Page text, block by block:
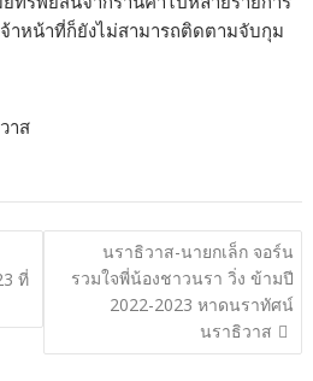
าหน้าที่ก็ยังไม่สามารถติดตามจับกุม
าส
ที่
นราธิวาส-นายกเล็ก จอร์น
รวมใจพี่น้องชาวนรา วิ่ง ข้ามปี
2022-2023 หาดนราทัศน์
นราธิวาส